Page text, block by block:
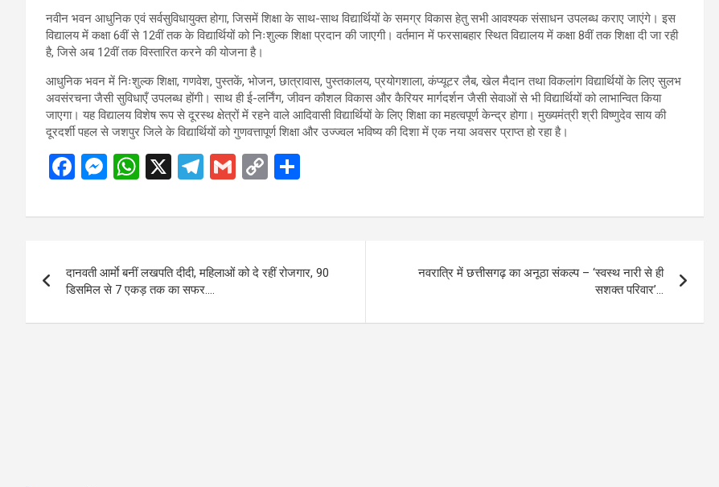
नवीन भवन आधुनिक एवं सर्वसुविधायुक्त होगा, जिसमें शिक्षा के साथ-साथ विद्यार्थियों के समग्र विकास हेतु सभी आवश्यक संसाधन उपलब्ध कराए जाएंगे। इस
विद्यालय में कक्षा 6वीं से 12वीं तक के विद्यार्थियों को निःशुल्क शिक्षा प्रदान की जाएगी। वर्तमान में फरसाबहार स्थित विद्यालय में कक्षा 8वीं तक शिक्षा दी जा रही
है, जिसे अब 12वीं तक विस्तारित करने की योजना है।
आधुनिक भवन में निःशुल्क शिक्षा, गणवेश, पुस्तकें, भोजन, छात्रावास, पुस्तकालय, प्रयोगशाला, कंप्यूटर लैब, खेल मैदान तथा विकलांग विद्यार्थियों के लिए सुलभ
अवसंरचना जैसी सुविधाएँ उपलब्ध होंगी। साथ ही ई-लर्निंग, जीवन कौशल विकास और कैरियर मार्गदर्शन जैसी सेवाओं से भी विद्यार्थियों को लाभान्वित किया
जाएगा। यह विद्यालय विशेष रूप से दूरस्थ क्षेत्रों में रहने वाले आदिवासी विद्यार्थियों के लिए शिक्षा का महत्वपूर्ण केन्द्र होगा। मुख्यमंत्री श्री विष्णुदेव साय की
दूरदर्शी पहल से जशपुर जिले के विद्यार्थियों को गुणवत्तापूर्ण शिक्षा और उज्ज्वल भविष्य की दिशा में एक नया अवसर प्राप्त हो रहा है।
F
ce
o
o
k
M
se
g
er
W
at
A
p
p
X
T
e
a
m
G
ail
C
py
n
ar
navigation
दानवती आर्माे बनीं लखपति दीदी, महिलाओं को दे रहीं रोजगार, 90
डिसमिल से 7 एकड़ तक का सफर….
नवरात्रि में छत्तीसगढ़ का अनूठा संकल्प – ‘स्वस्थ नारी से ही
सशक्त परिवार’…